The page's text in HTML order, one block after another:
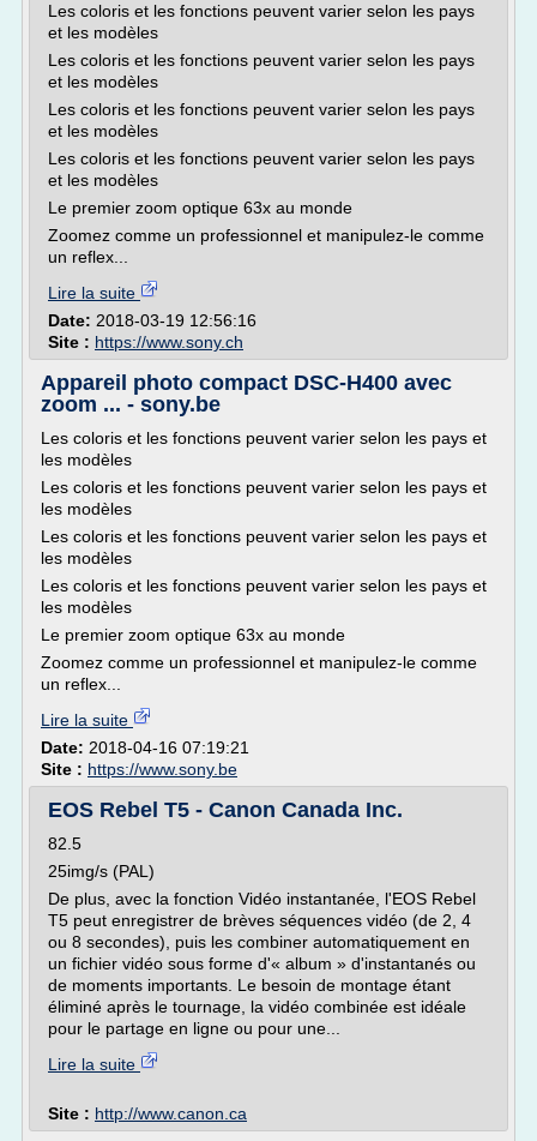
Les coloris et les fonctions peuvent varier selon les pays
et les modèles
Les coloris et les fonctions peuvent varier selon les pays
et les modèles
Les coloris et les fonctions peuvent varier selon les pays
et les modèles
Les coloris et les fonctions peuvent varier selon les pays
et les modèles
Le premier zoom optique 63x au monde
Zoomez comme un professionnel et manipulez-le comme
un reflex...
Lire la suite
Date: 2018-03-19 12:56:16
Site : https://www.sony.ch
Appareil photo compact DSC-H400 avec
zoom ... - sony.be
Les coloris et les fonctions peuvent varier selon les pays et
les modèles
Les coloris et les fonctions peuvent varier selon les pays et
les modèles
Les coloris et les fonctions peuvent varier selon les pays et
les modèles
Les coloris et les fonctions peuvent varier selon les pays et
les modèles
Le premier zoom optique 63x au monde
Zoomez comme un professionnel et manipulez-le comme
un reflex...
Lire la suite
Date: 2018-04-16 07:19:21
Site : https://www.sony.be
EOS Rebel T5 - Canon Canada Inc.
82.5
25img/s (PAL)
De plus, avec la fonction Vidéo instantanée, l'EOS Rebel
T5 peut enregistrer de brèves séquences vidéo (de 2, 4
ou 8 secondes), puis les combiner automatiquement en
un fichier vidéo sous forme d'« album » d'instantanés ou
de moments importants. Le besoin de montage étant
éliminé après le tournage, la vidéo combinée est idéale
pour le partage en ligne ou pour une...
Lire la suite
Site : http://www.canon.ca